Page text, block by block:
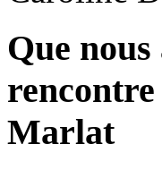
Que
Marlat